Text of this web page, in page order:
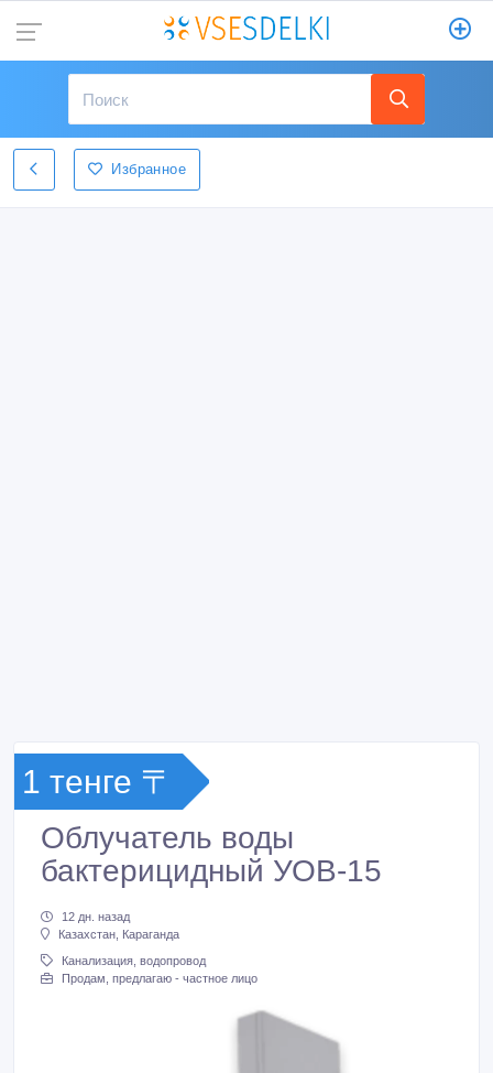
Избранное
1 тенге 〒
Облучатель воды
бактерицидный УОВ-15
12 дн. назад
Казахстан, Караганда
Канализация, водопровод
Продам, предлагаю - частное лицо